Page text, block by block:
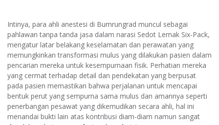
Intinya, para ahli anestesi di Bumrungrad muncul sebagai
pahlawan tanpa tanda jasa dalam narasi Sedot Lemak Six-Pack,
mengatur latar belakang keselamatan dan perawatan yang
memungkinkan transformasi mulus yang dilakukan pasien dalam
pencarian mereka untuk kesempurnaan fisik. Perhatian mereka
yang cermat terhadap detail dan pendekatan yang berpusat
pada pasien memastikan bahwa perjalanan untuk mencapai
bentuk perut yang sempurna sama mulus dan amannya seperti
penerbangan pesawat yang dikemudikan secara ahli, hal ini
menandai bukti lain atas kontribusi diam-diam namun sangat